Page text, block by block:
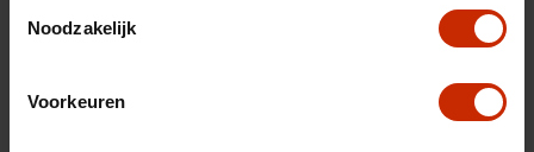
Noodzakelijk
Voorkeuren